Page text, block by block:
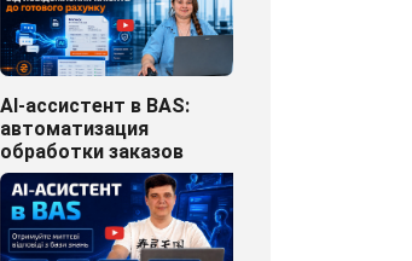
AI-ассистент в BAS:
автоматизация
обработки заказов